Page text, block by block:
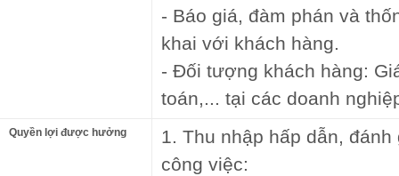
- Báo giá, đàm phán và
khai với khách hàng.
- Đối tượng khách hàng:
toán,... tại các doanh
Quyền lợi được hưởng
1. Thu nhập hấp dẫn,
công việc: